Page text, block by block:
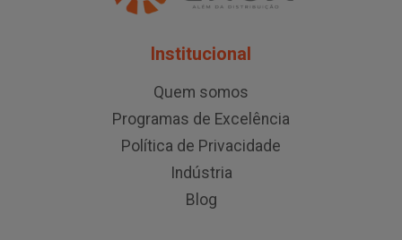
Institucional
Quem somos
Programas de Excelência
Política de Privacidade
Indústria
Blog